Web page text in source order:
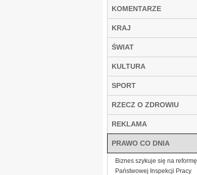
KOMENTARZE
KRAJ
ŚWIAT
KULTURA
SPORT
RZECZ O ZDROWIU
REKLAMA
PRAWO CO DNIA
Biznes szykuje się na reformę
Państwowej Inspekcji Pracy